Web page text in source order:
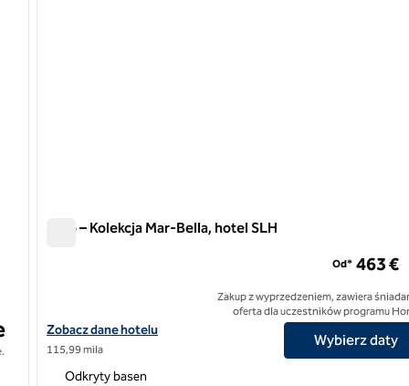
Nido – Kolekcja Mar-Bella, hotel SLH
Zobacz szczegóły hotelu Nido - Mar-Bella Collection, SLH Hotel
Zobacz dane hotelu
115,99 mila
Od* 463 €
Zakup z wyprzedzeniem, zawiera
oferta dla uczestników programu
Wybierz daty
Odkryty basen